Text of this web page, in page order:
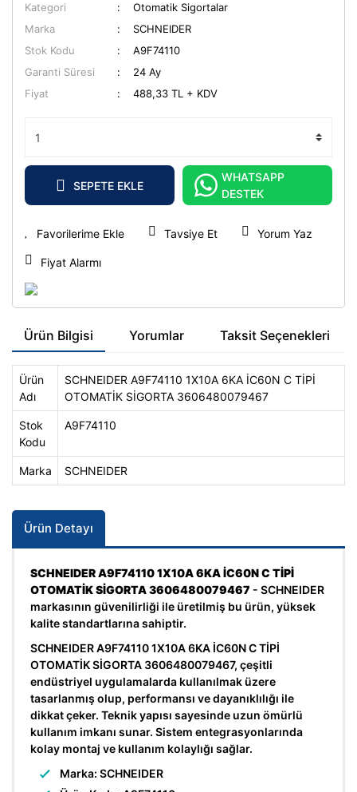
Kategori
Otomatik Sigortalar
Marka
SCHNEIDER
Stok Kodu
A9F74110
Garanti Süresi
24 Ay
Fiyat
488,33 TL + KDV
SEPETE EKLE
WHATSAPP
DESTEK
Tavsiye Et Yorum Yaz
Fiyat Alarmı
Ürün Bilgisi Yorumlar Taksit Seçenekleri
Ürün
Adı
SCHNEIDER A9F74110 1X10A 6KA İC60N C TİPİ
OTOMATİK SİGORTA 3606480079467
Stok
Kodu
A9F74110
Marka SCHNEIDER
Ürün Detayı
SCHNEIDER A9F74110 1X10A 6KA İC60N C TİPİ
OTOMATİK SİGORTA 3606480079467 - SCHNEIDER
markasının güvenilirliği ile üretilmiş bu ürün, yüksek
kalite standartlarına sahiptir.
SCHNEIDER A9F74110 1X10A 6KA İC60N C TİPİ
OTOMATİK SİGORTA 3606480079467, çeşitli
endüstriyel uygulamalarda kullanılmak üzere
tasarlanmış olup, performansı ve dayanıklılığı ile
dikkat çeker. Teknik yapısı sayesinde uzun ömürlü
kullanım imkanı sunar. Sistem entegrasyonlarında
kolay montaj ve kullanım kolaylığı sağlar.
Marka: SCHNEIDER